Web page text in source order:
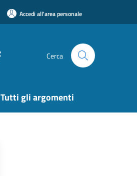
Accedi all'area personale
Cerca
Tutti gli argomenti